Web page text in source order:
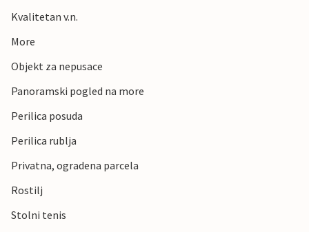
Kvalitetan v.n.
More
Objekt za nepusace
Panoramski pogled na more
Perilica posuda
Perilica rublja
Privatna, ogradena parcela
Rostilj
Stolni tenis